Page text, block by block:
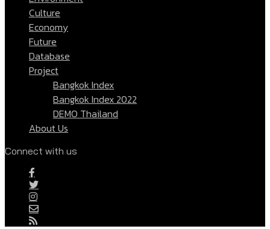
Culture
Economy
Future
Database
Project
Bangkok Index
Bangkok Index 2022
DEMO Thailand
About Us
Connect with us